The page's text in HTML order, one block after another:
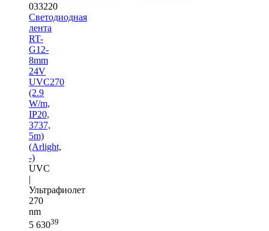
033220
Светодиодная
лента
RT-
G12-
8mm
24V
UVC270
(2.9
W/m,
IP20,
3737,
5m)
(Arlight,
-)
UVC
|
Ультрафиолет
270
nm
5 63039